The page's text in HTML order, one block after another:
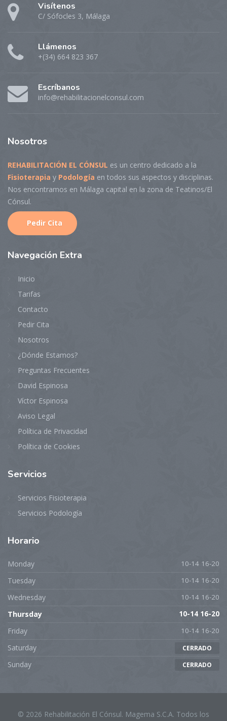
Visítenos
C/ Sófocles 3, Málaga
Llámenos
+(34) 664 823 367
Escríbanos
info@rehabilitacionelconsul.com
Nosotros
REHABILITACIÓN EL CÓNSUL es un centro dedicado a la
Fisioterapia y Podología en todos sus aspectos y disciplinas.
Nos encontramos en Málaga capital en la zona de Teatinos/El
Cónsul.
Pedir Cita
Navegación Extra
Inicio
Tarifas
Contacto
Pedir Cita
Nosotros
¿Dónde Estamos?
Preguntas Frecuentes
David Espinosa
Víctor Espinosa
Aviso Legal
Política de Privacidad
Política de Cookies
Servicios
Servicios Fisioterapia
Servicios Podología
Horario
Monday 10-14 16-20
Tuesday 10-14 16-20
Wednesday 10-14 16-20
Thursday 10-14 16-20
Friday 10-14 16-20
Saturday CERRADO
Sunday CERRADO
© 2026 Rehabilitación El Cónsul. Magema S.C.A. Todos los